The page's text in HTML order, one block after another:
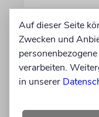
Auf dieser Seite
Zwecken und
verarbeiten.
in unserer